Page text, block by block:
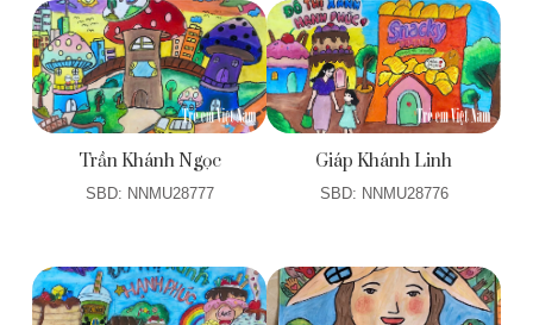
Trần Khánh Ngọc
SBD: NNMU28777
Giáp Khánh Linh
SBD: NNMU28776